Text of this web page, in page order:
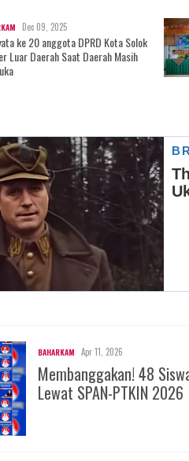
Dec 09, 2025
ke 20 anggota DPRD Kota Solok
Luar Daerah Saat Daerah Masih
BAHARKAM Apr 11, 2026
Membanggakan! 48
Lewat SPAN-PTKIN 2026